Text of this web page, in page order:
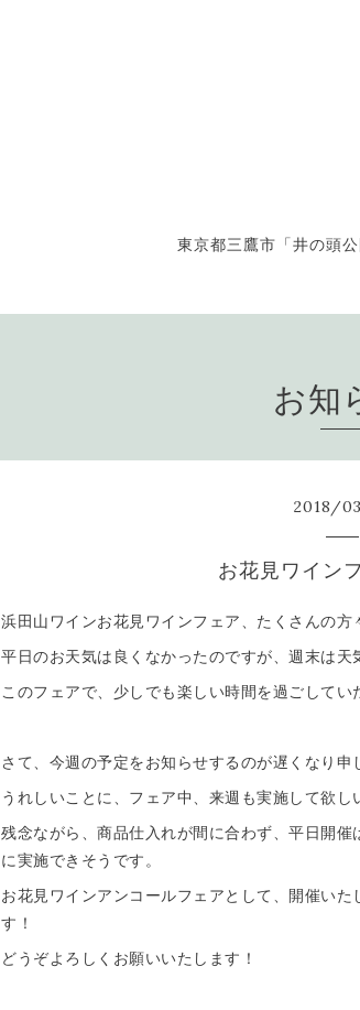
東京都三鷹市「井の頭
お知
2018/03
お花見ワイン
浜田山ワインお花見ワインフェア、たくさんの方
平日のお天気は良くなかったのですが、週末は天
このフェアで、少しでも楽しい時間を過ごしてい
さて、今週の予定をお知らせするのが遅くなり申
うれしいことに、フェア中、来週も実施して欲し
残念ながら、商品仕入れが間に合わず、平日開催
に実施できそうです。
お花見ワインアンコールフェアとして、開催い
す！
どうぞよろしくお願いいたします！